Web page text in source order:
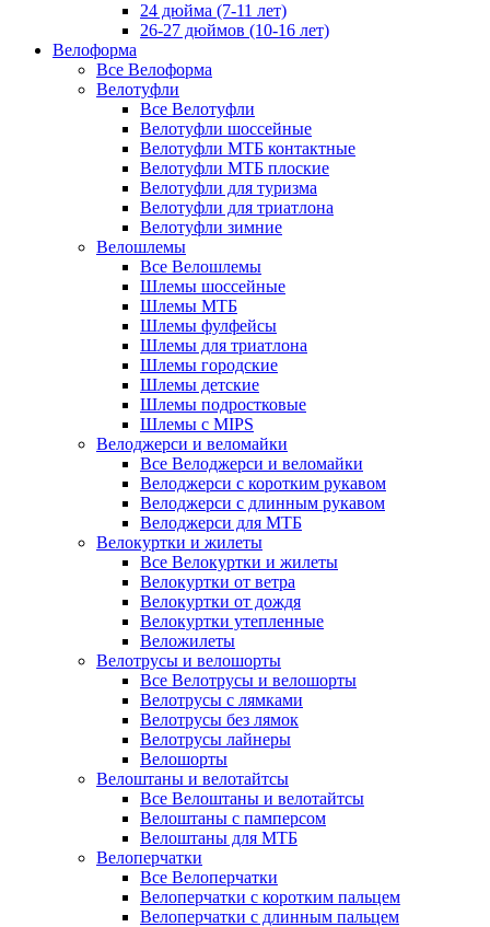
24 дюйма (7-11 лет)
26-27 дюймов (10-16 лет)
Велоформа
Все Велоформа
Велотуфли
Все Велотуфли
Велотуфли шоссейные
Велотуфли МТБ контактные
Велотуфли МТБ плоские
Велотуфли для туризма
Велотуфли для триатлона
Велотуфли зимние
Велошлемы
Все Велошлемы
Шлемы шоссейные
Шлемы МТБ
Шлемы фулфейсы
Шлемы для триатлона
Шлемы городские
Шлемы детские
Шлемы подростковые
Шлемы с MIPS
Велоджерси и веломайки
Все Велоджерси и веломайки
Велоджерси с коротким рукавом
Велоджерси с длинным рукавом
Велоджерси для МТБ
Велокуртки и жилеты
Все Велокуртки и жилеты
Велокуртки от ветра
Велокуртки от дождя
Велокуртки утепленные
Веложилеты
Велотрусы и велошорты
Все Велотрусы и велошорты
Велотрусы с лямками
Велотрусы без лямок
Велотрусы лайнеры
Велошорты
Велоштаны и велотайтсы
Все Велоштаны и велотайтсы
Велоштаны с памперсом
Велоштаны для МТБ
Велоперчатки
Все Велоперчатки
Велоперчатки с коротким пальцем
Велоперчатки с длинным пальцем